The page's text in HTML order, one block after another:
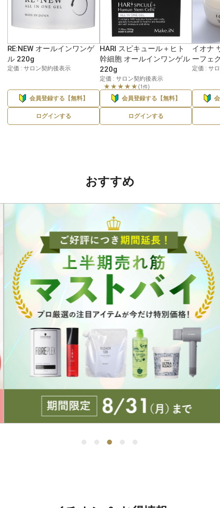
RE:NEW オールインワンゲ
ル 220g
定価 : サロン契約後表示
会員登録する【無料】
ログインする
HARI スピキュール＋ヒト
幹細胞 オールインワンゲル
220g
定価 : サロン契約後表示
★★★★★ (1件)
会員登録する【無料】
ログインする
イオナ
ーフェ
定価 : サ
おすすめ